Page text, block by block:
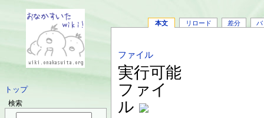
トップ
検索
本文 リロード 差分 バ
ファイル
実行可能
ファイ
ル